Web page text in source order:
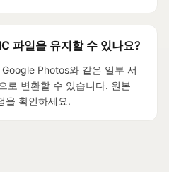
파일을 유지할 수 있나요?
Photos와 같은 일부 서
로 변환할 수 있습니다. 원본
을 확인하세요.